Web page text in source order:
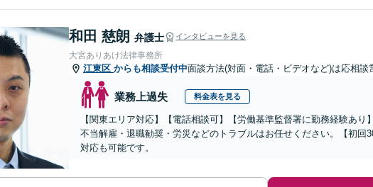
和田 慈朗 弁護士 インタビューを見る
大宮ありあけ法律事務所
江東区 からも相談受付中面談方法(対面・電話・ビデオなど)は応相談
業務上過失 料金表を見る
【関東エリア対応】【電話相談可】【労働基準監督署に勤務経験あ
不当解雇・退職勧奨・労災などのトラブルはお任せください。【初
対応も可能です。